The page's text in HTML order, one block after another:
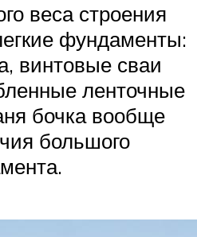
веса строения
фундаменты:
винтовые сваи
ленточные
бочка вообще
большого